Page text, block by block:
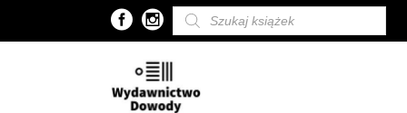
Wyszukiwarka
produktów